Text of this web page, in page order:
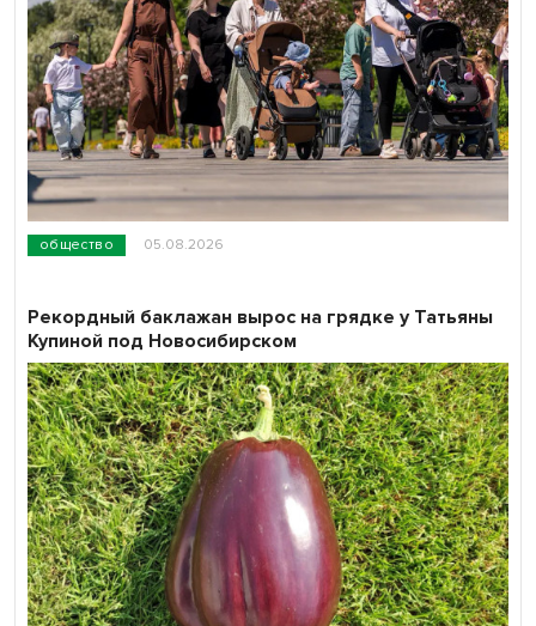
общество 05.08.2026
Рекордный баклажан вырос на грядке у Татьяны
Купиной под Новосибирском